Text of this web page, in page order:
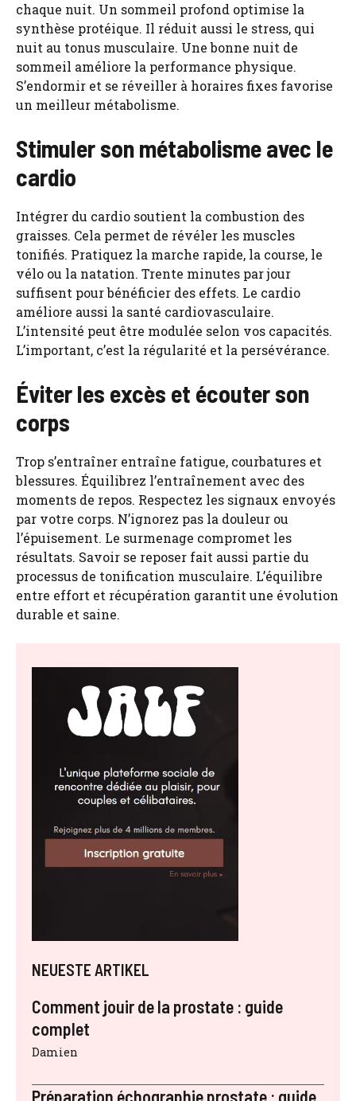
chaque nuit. Un sommeil profond optimise la
synthèse protéique. Il réduit aussi le stress, qui
nuit au tonus musculaire. Une bonne nuit de
sommeil améliore la performance physique.
S’endormir et se réveiller à horaires fixes favorise
un meilleur métabolisme.
Stimuler son métabolisme avec le
cardio
Intégrer du cardio soutient la combustion des
graisses. Cela permet de révéler les muscles
tonifiés. Pratiquez la marche rapide, la course, le
vélo ou la natation. Trente minutes par jour
suffisent pour bénéficier des effets. Le cardio
améliore aussi la santé cardiovasculaire.
L’intensité peut être modulée selon vos capacités.
L’important, c’est la régularité et la persévérance.
Éviter les excès et écouter son
corps
Trop s’entraîner entraîne fatigue, courbatures et
blessures. Équilibrez l’entraînement avec des
moments de repos. Respectez les signaux envoyés
par votre corps. N’ignorez pas la douleur ou
l’épuisement. Le surmenage compromet les
résultats. Savoir se reposer fait aussi partie du
processus de tonification musculaire. L’équilibre
entre effort et récupération garantit une évolution
durable et saine.
NEUESTE ARTIKEL
Comment jouir de la prostate : guide
complet
Damien
Préparation échographie prostate : guide